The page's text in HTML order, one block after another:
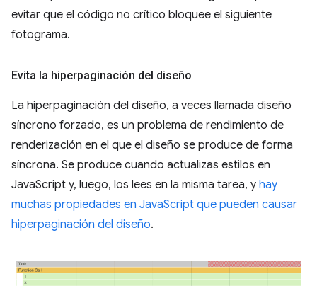
evitar que el código no crítico bloquee el siguiente
fotograma.
Evita la hiperpaginación del diseño
La hiperpaginación del diseño, a veces llamada diseño
síncrono forzado, es un problema de rendimiento de
renderización en el que el diseño se produce de forma
síncrona. Se produce cuando actualizas estilos en
JavaScript y, luego, los lees en la misma tarea, y hay
muchas propiedades en JavaScript que pueden causar
hiperpaginación del diseño.